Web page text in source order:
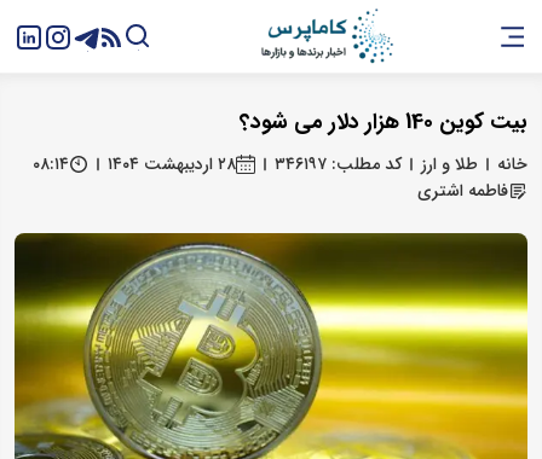
بیت کوین 140 هزار دلار می شود؟
خانه طلا و ارز کد مطلب: ۳۴۶۱۹۷ ۲۸ اردیبهشت ۱۴۰۴
۰۸:۱۴
فاطمه اشتری